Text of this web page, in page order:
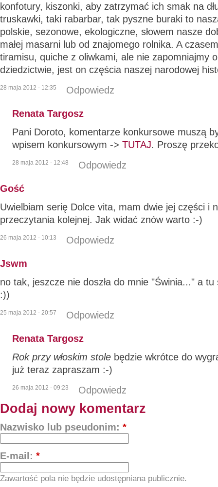
konfotury, kiszonki, aby zatrzymać ich smak na
truskawki, taki rabarbar, tak pyszne buraki to
polskie, sezonowe, ekologiczne, słowem nasze
małej masarni lub od znajomego rolnika. A
tiramisu, quiche z oliwkami, ale nie zapomniajmy
dziedzictwie, jest on częścia naszej narodowej
28 maja 2012 - 12:35 Odpowiedz
Renata Targosz
Pani Doroto, komentarze konkursowe muszą
wpisem konkursowym -> TUTAJ. Proszę
28 maja 2012 - 12:48 Odpowiedz
Gość
Uwielbiam serię Dolce vita, mam dwie jej części i
przeczytania kolejnej. Jak widać znów warto :-)
26 maja 2012 - 10:13 Odpowiedz
Jswm
no tak, jeszcze nie doszła do mnie "Świnia..." a
:))
25 maja 2012 - 20:57 Odpowiedz
Renata Targosz
Rok przy włoskim stole będzie wkrótce do
już teraz zapraszam :-)
26 maja 2012 - 09:23 Odpowiedz
Dodaj nowy komentarz
Nazwisko lub pseudonim: *
E-mail: *
Zawartość pola nie będzie udostępniana publicznie.